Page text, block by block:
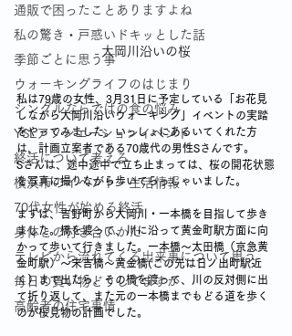
通販で困ったことありますよね
私の驚き・戸惑いドキッとした話
季節ごとに思う事
ウォーキングライフのはじまり
シングルならではの食の悩み
YSLアソシエーションイベント
終活について考える
横浜市のイベント・生活情報
70代女性が始める終活
身体との付き合いかた
テレビから流れてくる出来事について思う
毎日の買い物どうしてますか
高齢者の住宅事情
大岡川沿いの桜
私は79歳の女性、3月31日に予定している「お花見
しながら大岡川沿いウォーキング」イベントの実踏
をやってみました。いっしょにあるいてくれた方
は、計画立案者である70歳代の男性Sさんです。
Sさんは、途中途中で立ち止まっては、桜の開花状態
を写真に撮りながら歩いてらっしゃいました。
まずは、吉野町から大岡川・一本橋を目指して歩き
ました。橋を渡って、川に沿って黄金町駅方面に向
かって歩いて行きました。一本橋～太田橋（京急黄
金町駅）～末吉橋～黄金橋(この先は日ノ出町駅近
く）まで出たら、その橋を渡って、川の反対側に出
て折り返して、また元の一本橋までもどる道を歩く
のが桜見物の計画でした。